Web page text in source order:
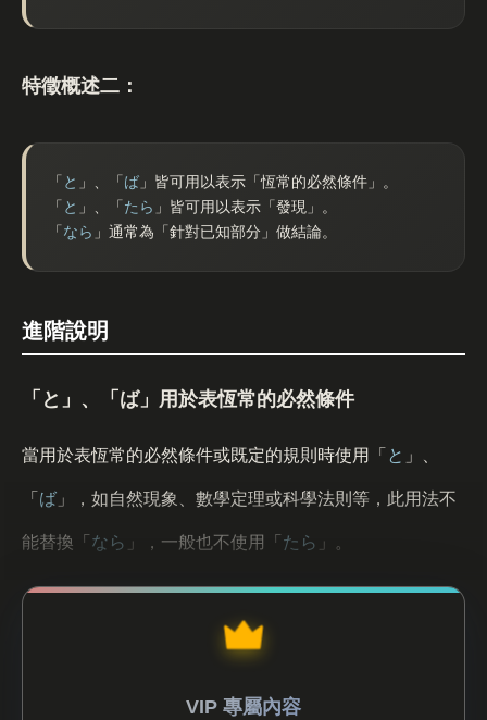
特徵概述二：
「 と 」、「 ば 」皆可用以表示「恆常的必然條件」。
「 と 」、「 たら 」皆可用以表示「發現」。
「 なら 」通常為「針對已知部分」做結論。
進階說明
「と」、「ば」用於表恆常的必然條件
當用於表恆常的必然條件或既定的規則時使用「 と 」、
「 ば 」，如自然現象、數學定理或科學法則等，此用法不
能替換「 なら 」，一般也不使用「 たら 」。
VIP 專屬內容